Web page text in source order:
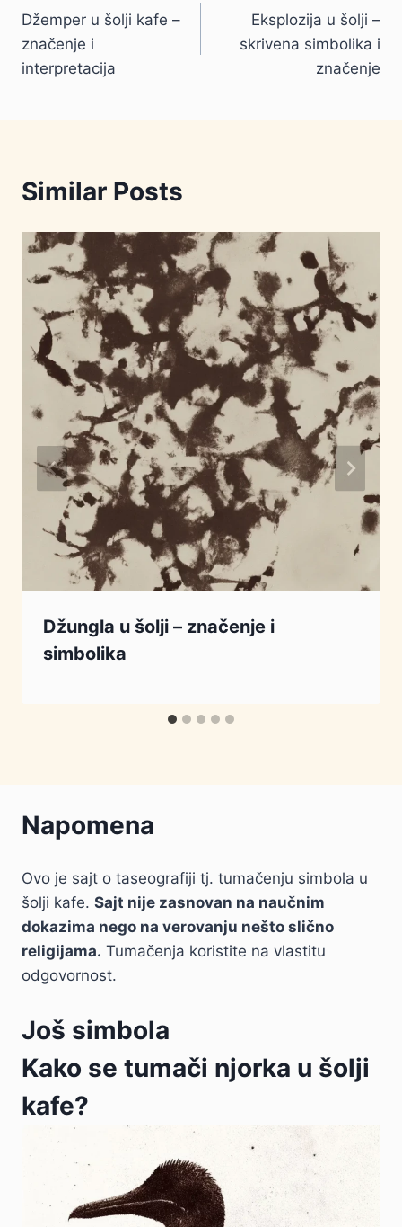
članka
Džemper u šolji kafe –
značenje i
interpretacija
Eksplozija u šolji –
skrivena simbolika i
značenje
Similar Posts
Džungla u šolji – značenje i
simbolika
Napomena
Ovo je sajt o taseografiji tj. tumačenju simbola u
šolji kafe. Sajt nije zasnovan na naučnim
dokazima nego na verovanju nešto slično
religijama. Tumačenja koristite na vlastitu
odgovornost.
Još simbola
Kako se tumači njorka u šolji
kafe?